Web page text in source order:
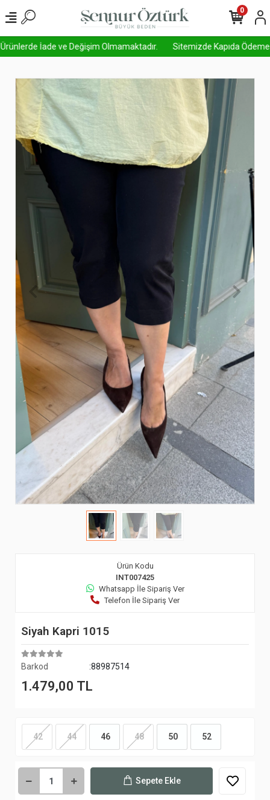
İade ve Değişim Olmamaktadır. Sitemizde Kapıda Ödeme
0
Ürün Kodu
INT007425
Whatsapp İle Sipariş Ver
Telefon İle Sipariş Ver
Siyah Kapri 1015
Barkod :88987514
1.479,00 TL
42 44 46 48 50 52
Sepete Ekle